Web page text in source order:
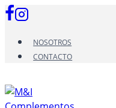
Saltar
contenidoNOSOTROS
CONTACTO